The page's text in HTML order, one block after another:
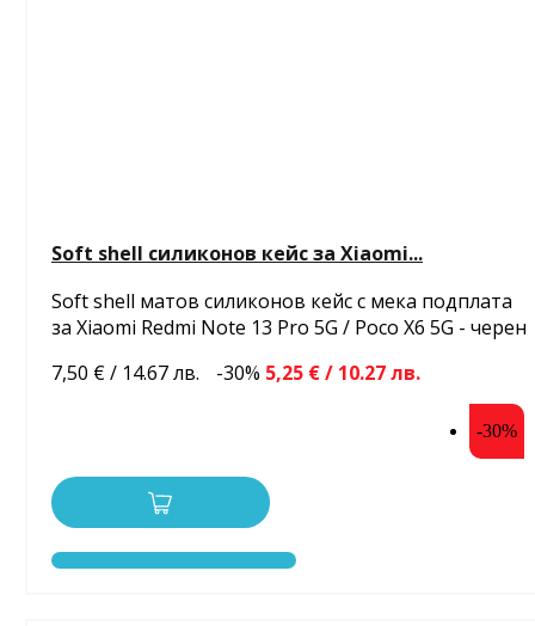
Soft shell силиконов кейс за Xiaomi...
Soft shell матов силиконов кейс с мека подплата
за Xiaomi Redmi Note 13 Pro 5G / Poco X6 5G - черен
7,50 € / 14.67 лв.
-30% 5,25 € / 10.27 лв.
-30%